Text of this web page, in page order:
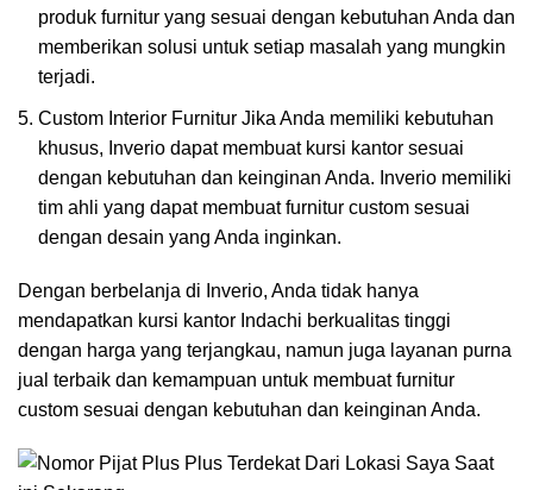
produk furnitur yang sesuai dengan kebutuhan Anda dan
memberikan solusi untuk setiap masalah yang mungkin
terjadi.
Custom Interior Furnitur Jika Anda memiliki kebutuhan
khusus, Inverio dapat membuat kursi kantor sesuai
dengan kebutuhan dan keinginan Anda. Inverio memiliki
tim ahli yang dapat membuat furnitur custom sesuai
dengan desain yang Anda inginkan.
Dengan berbelanja di Inverio, Anda tidak hanya
mendapatkan kursi kantor Indachi berkualitas tinggi
dengan harga yang terjangkau, namun juga layanan purna
jual terbaik dan kemampuan untuk membuat furnitur
custom sesuai dengan kebutuhan dan keinginan Anda.